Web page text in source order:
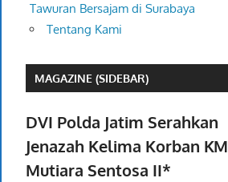
Tawuran Bersajam di Surabaya
Tentang Kami
MAGAZINE (SIDEBAR)
DVI Polda Jatim Serahkan
Jenazah Kelima Korban KM
Mutiara Sentosa II*